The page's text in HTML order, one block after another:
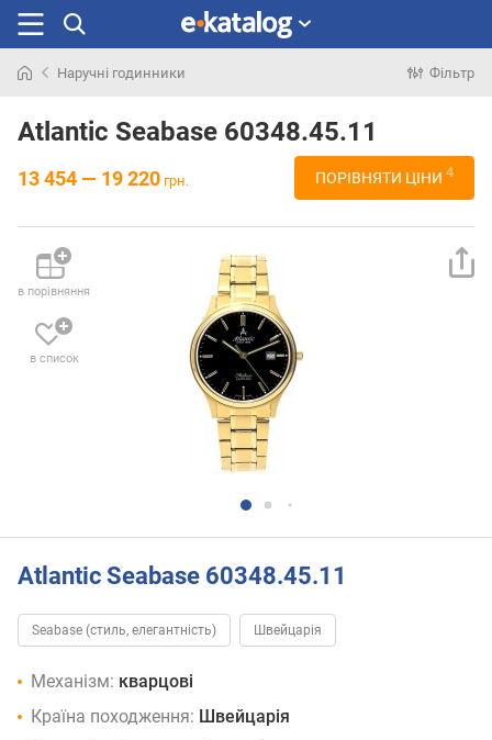
раніше
Наручні годинники Фільтр
Atlantic Seabase 60348.45.11
13 454 — 19 220 грн. ПОРІВНЯТИ ЦІНИ 4
в порівняння
в список
Atlantic Seabase 60348.45.11
Seabase (стиль, елегантність) Швейцарія
Механізм: кварцові
Країна походження: Швейцарія